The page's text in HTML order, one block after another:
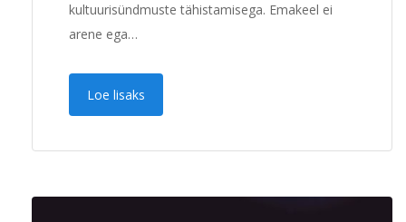
kultuurisündmuste tähistamisega. Emakeel ei
arene ega…
Loe lisaks